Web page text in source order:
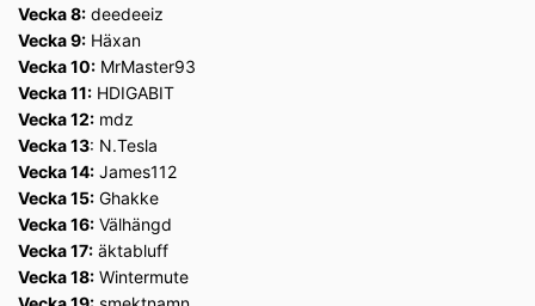
Vecka 8: deedeeiz
Vecka 9: Häxan
Vecka 10: MrMaster93
Vecka 11: HDIGABIT
Vecka 12: mdz
Vecka 13: N.Tesla
Vecka 14: James112
Vecka 15: Ghakke
Vecka 16: Välhängd
Vecka 17: äktabluff
Vecka 18: Wintermute